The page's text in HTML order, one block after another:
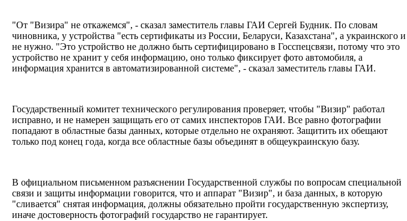
"От "Визира" не откажемся", - сказал заместитель главы ГАИ Сергей Будник. По словам
чиновника, у устройства "есть сертификаты из России, Беларуси, Казахстана", а украинского и
не нужно. "Это устройство не должно быть сертифицировано в Госспецсвязи, потому что это
устройство не хранит у себя информацию, оно только фиксирует фото автомобиля, а
информация хранится в автоматизированной системе", - сказал заместитель главы ГАИ.
Государственный комитет технического регулирования проверяет, чтобы "Визир" работал
исправно, и не намерен защищать его от самих инспекторов ГАИ. Все равно фотографии
попадают в областные базы данных, которые отдельно не охраняют. Защитить их обещают
только под конец года, когда все областные базы объединят в общеукраинскую базу.
В официальном письменном разъяснении Государственной службы по вопросам специальной
связи и защиты информации говорится, что и аппарат "Визир", и база данных, в которую
"сливается" снятая информация, должны обязательно пройти государственную экспертизу,
иначе достоверность фотографий государство не гарантирует.